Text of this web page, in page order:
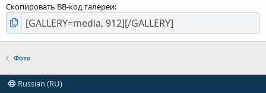
Скопировать BB-код галереи
Фото
Russian (RU)